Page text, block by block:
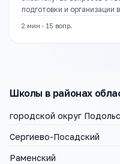
подготовки и организации
2 мин · 15 вопр.
Школы в районах
городской округ
Сергиево-Посадский
Раменский